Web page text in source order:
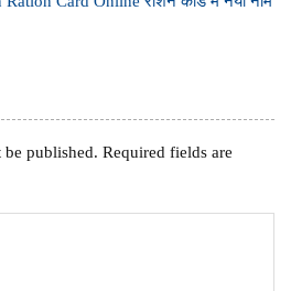
published. Required fields are